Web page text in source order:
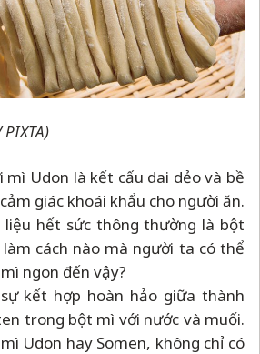
Udon là kết cấu dai dẻo và bề
giác khoái khẩu cho người ăn.
liệu hết sức thông thường là bột
cách nào mà người ta có thể
ngon đến vậy?
kết hợp hoàn hảo giữa thành
trong bột mì với nước và muối.
Udon hay Somen, không chỉ có